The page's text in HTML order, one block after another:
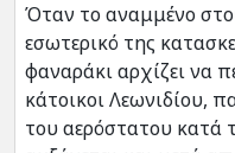
Όταν το αναμμένο
εσωτερικό της
φαναράκι αρχίζει να
κάτοικοι Λεωνιδίου,
του αερόστατου κατά